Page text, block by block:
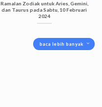
Ramalan Zodiak untuk Aries, Gemini,
dan Taurus pada Sabtu, 10 Februari
2024
baca lebih banyak